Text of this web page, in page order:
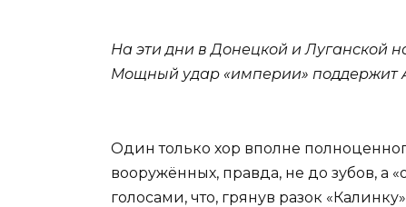
На эти дни в Донецкой и Луганской
Мощный удар «империи» поддержит
Один только хор вполне
вооружённых, правда, не до зубов, а
голосами, что, грянув разок